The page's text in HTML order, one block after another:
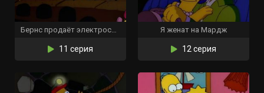
Бернс продаёт электростанцию
11 серия
Я женат на Мардж
12 серия